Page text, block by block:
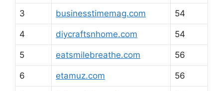
3 businesstimemag.com 54
4 diycraftsnhome.com 54
5 eatsmilebreathe.com 56
6 etamuz.com 56